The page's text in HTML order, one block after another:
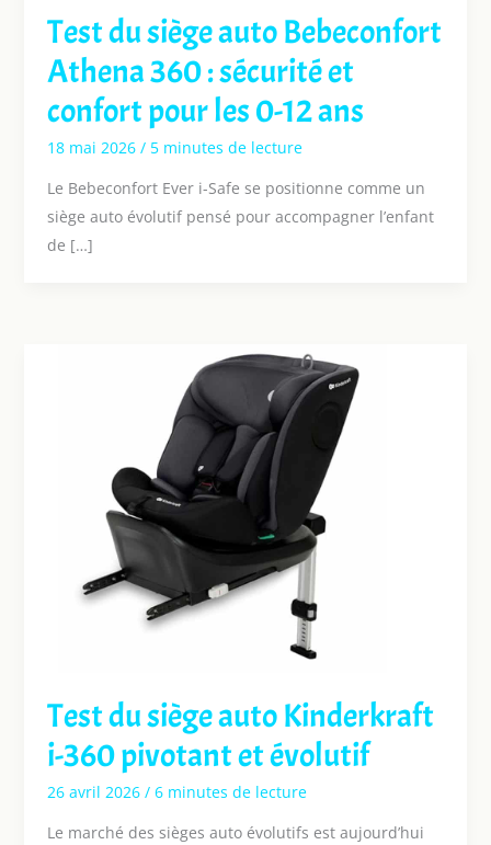
Test du siège auto Bebeconfort
Athena 360 : sécurité et
confort pour les 0-12 ans
18 mai 2026 / 5 minutes de lecture
Le Bebeconfort Ever i-Safe se positionne comme un
siège auto évolutif pensé pour accompagner l’enfant
de […]
Test du siège auto Kinderkraft
i-360 pivotant et évolutif
26 avril 2026 / 6 minutes de lecture
Le marché des sièges auto évolutifs est aujourd’hui